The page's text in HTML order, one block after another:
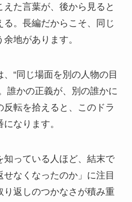
た言葉が、後から見ると
る。長編だからこそ、同じ
地があります。
“同じ場面を別の人物の目
誰かの正義が、別の誰かに
転を拾えると、このドラ
なります。
知っている人ほど、結末で
なくなったのか」に注目
り返しのつかなさが積み重